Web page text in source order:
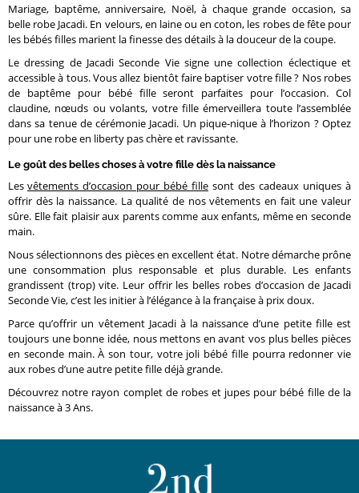
Mariage, baptême, anniversaire, Noël, à chaque grande occasion, sa
belle robe Jacadi. En velours, en laine ou en coton, les robes de fête pour
les bébés filles marient la finesse des détails à la douceur de la coupe.
Le dressing de Jacadi Seconde Vie signe une collection éclectique et
accessible à tous. Vous allez bientôt faire baptiser votre fille ? Nos robes
de baptême pour bébé fille seront parfaites pour l’occasion. Col
claudine, nœuds ou volants, votre fille émerveillera toute l’assemblée
dans sa tenue de cérémonie Jacadi. Un pique-nique à l’horizon ? Optez
pour une robe en liberty pas chère et ravissante.
Le goût des belles choses à votre fille dès la naissance
Les vêtements d’occasion pour bébé fille
offrir dès la naissance. La qualité de nos vêtements en fait une valeur
sûre. Elle fait plaisir aux parents comme aux enfants, même en seconde
main.
Nous sélectionnons des pièces en excellent état. Notre démarche prône
une consommation plus responsable et plus durable. Les enfants
grandissent (trop) vite. Leur offrir les belles robes d’occasion de Jacadi
Seconde Vie, c’est les initier à l’élégance à la française à prix doux.
Parce qu’offrir un vêtement Jacadi à la naissance d’une petite fille est
toujours une bonne idée, nous mettons en avant vos plus belles pièces
en seconde main. À son tour, votre joli bébé fille pourra redonner vie
aux robes d’une autre petite fille déjà grande.
Découvrez notre rayon complet de robes et jupes pour bébé fille de la
naissance à 3 Ans.